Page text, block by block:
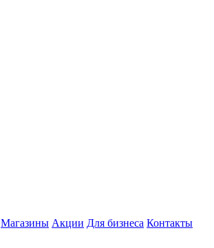
Магазины Акции Для бизнеса Контакты